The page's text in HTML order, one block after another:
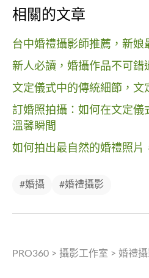
相關的文章
台中婚禮攝影師推薦，新娘
新人必讀，婚攝作品不可錯
文定儀式中的傳統細節，文
訂婚照拍攝：如何在文定儀
溫馨瞬間
如何拍出最自然的婚禮照片
#婚攝 #婚禮攝影
PRO360 > 攝影工作室 > 婚禮